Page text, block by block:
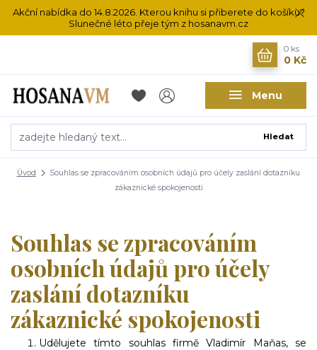
Akční nabídka do 14.8.2026. Kterou knihu si přiberete do košíku?
Slunečné léto přeje tým z hosanavm.cz
Menu
Hledat
0 ks
0 Kč
Úvod
Souhlas se zpracováním osobních údajů pro účely zaslání dotazníku
zákaznické spokojenosti
Souhlas se zpracováním
osobních údajů pro účely
zaslání dotazníku
zákaznické spokojenosti
Udělujete tímto souhlas firmě Vladimír Maňas, se